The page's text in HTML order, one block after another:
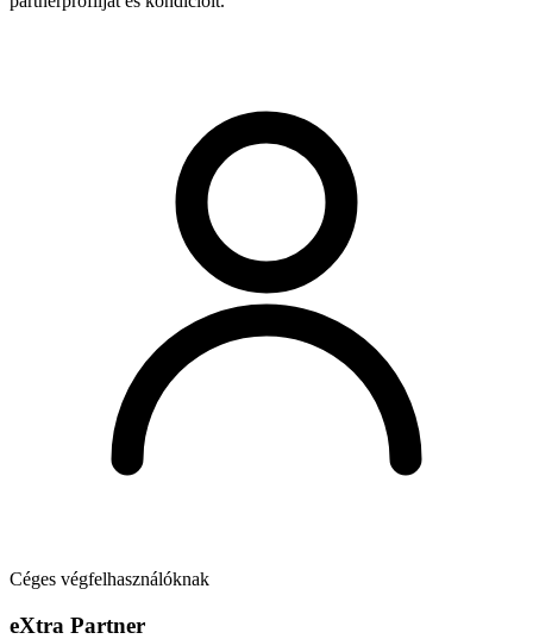
Céges végfelhasználóknak
eXtra Partner